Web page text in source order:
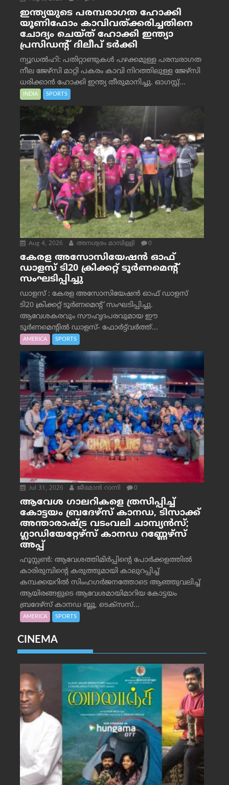
ഇന്ത്യയുടെ പരമ്പരാഗത ഹോക്കി
യൂണിഫോം കാവിവത്ക്കരിച്ചതിനെ
ചോദ്യം ചെയ്ത് ഹോക്കി ഇന്ത്യാ
പ്രസിഡന്റ് ദിലീപ് ടര്‍ക്കി
ന്യൂഡൽഹി: പതിറ്റാണ്ടുകൾ പഴക്കമുള്ള പരമ്പരാഗത
നീല ജേഴ്‌സി മാറ്റി പകരം കാവി നിറത്തിലുള്ള ജേഴ്‌സി
ധരിക്കാൻ ഹോക്കി ഇന്ത്യ തീരുമാനിച്ചു. ഓഗസ്റ്റ്...
INDIA SPORTS
Aug 4, 2026 അനശ്വരം മാമ്പിള്ളി 0
കേരള അസോസിയേഷൻ ഓഫ്
ഡാളസ് ടി20 ക്രിക്കറ്റ് ടൂർണമെന്റ്
സംഘടിപ്പിച്ചു
ഡാളസ് : കേരള അസോസിയേഷൻ ഓഫ് ഡാളസ്
ടി20 ക്രിക്കറ്റ് ടൂർണമെന്റ് സംഘടിപ്പിച്ചു.
ആവേശകരവും സൗഹൃദപരവുമായ ഈ
ടൂർണമെന്റിൽ ഡാളസ്- ഫോർട്ട്‌വര്‍ത്ത്...
AMERICA SPORTS
Jul 31, 2026 ജീമോന്‍ റാന്നി 0
ആവേശ ഗാലറികളെ ത്രസിപ്പിച്ച്
കോട്ടയം ബ്രദേഴ്‌സ് കാനഡ, ടിസാക്ക്
അന്താരാഷ്ട്ര വടംവലി ചാമ്പ്യന്‍സ്;
ഗ്ലാഡിയേറ്റേഴ്‌സ് കാനഡ റണ്ണേഴ്‌സ്
അപ്പ്
ഹൂസ്റ്റണ്‍: ആവേശത്തിമിര്‍പ്പിന്റെ പോര്‍ക്കളത്തില്‍
കാരിരുമ്പിന്റെ കരുത്തുമായി കാലുറപ്പിച്ച്
കമ്പക്കയറില്‍ സിംഹഗര്‍ജനത്തോടെ ആഞ്ഞുവലിച്ച്
ആയിരങ്ങളുടെ ആവേശമായിമാറിയ കോട്ടയം
ബ്രദേഴ്‌സ് കാനഡ ബ്ലൂ, ടെക്‌സസ്...
AMERICA SPORTS
CINEMA